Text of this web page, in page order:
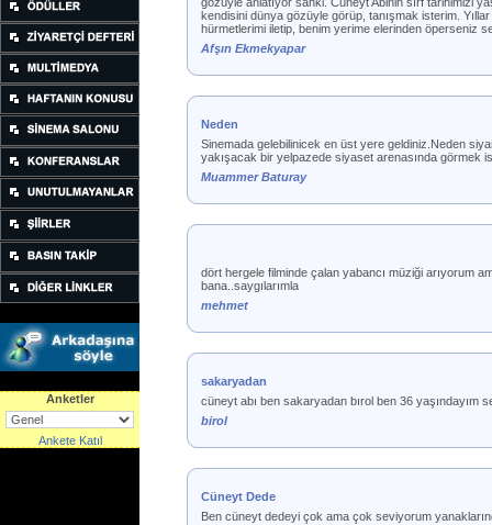
Anketler
Ankete Katıl
gözüyle anlatıyor sanki. Cüneyt Abinin sırf tarihimizi
kendisini dünya gözüyle görüp, tanışmak isterim.
hürmetlerimi iletip, benim yerime elerinden öperseniz
Afşın Ekmekyapar
Neden
Sinemada gelebilinicek en üst yere geldiniz.Neden
yakışacak bir yelpazede siyaset arenasında görmek
Muammer Baturay
dört hergele filminde çalan yabancı müziği arıyorum
bana..saygılarımla
mehmet
sakaryadan
cüneyt abı ben sakaryadan bırol ben 36 yaşındayım
birol
Cüneyt Dede
Ben cüneyt dedeyi çok ama çok seviyorum